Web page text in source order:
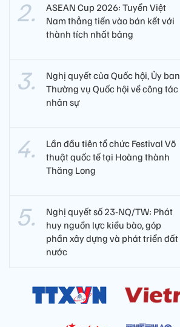
ASEAN Cup 2026: Tuyển Việt
Nam thẳng tiến vào bán kết với
thành tích nhất bảng
Nghị quyết của Quốc hội, Ủy ban
Thường vụ Quốc hội về công tác
nhân sự
Lần đầu tiên tổ chức Festival Võ
thuật quốc tế tại Hoàng thành
Thăng Long
Nghị quyết số 23-NQ/TW: Phát
huy nguồn lực kiều bào, góp
phần xây dựng và phát triển đất
nước